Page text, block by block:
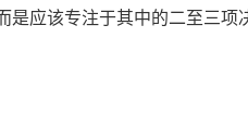
是应该专注于其中的二至三项